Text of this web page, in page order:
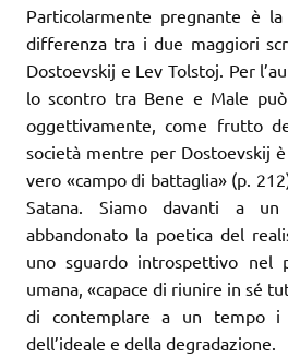
Particolarmente pregnante è
differenza tra i due maggiori
Dostoevskij e Lev Tolstoj. Per
lo scontro tra Bene e Male
oggettivamente, come frutto
società mentre per Dostoevskij
vero «campo di battaglia» (p.
Satana. Siamo davanti a
abbandonato la poetica del
uno sguardo introspettivo nel
umana, «capace di riunire in sé
di contemplare a un tempo i
dell’ideale e della degradazione.